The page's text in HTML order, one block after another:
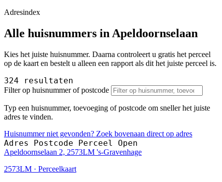
Adresindex
Alle huisnummers in Apeldoornselaan
Kies het juiste huisnummer. Daarna controleert u gratis het perceel
op de kaart en bestelt u alleen een rapport als dit het juiste perceel is.
324 resultaten
Filter op huisnummer of postcode
Typ een huisnummer, toevoeging of postcode om sneller het juiste
adres te vinden.
Huisnummer niet gevonden? Zoek bovenaan direct op adres
Adres Postcode Perceel Open
Apeldoornselaan 2, 2573LM 's-Gravenhage
2573LM · Perceelkaart